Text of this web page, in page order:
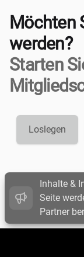
Möchten
werden?
Starten
Loslegen
Inhalte &
Seite
Partner